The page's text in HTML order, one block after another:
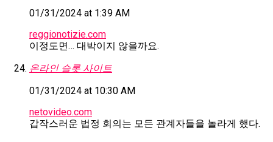
01/31/2024 at 1:39 AM
reggionotizie.com
이정도면… 대박이지 않을까요.
온라인 슬롯 사이트
01/31/2024 at 10:30 AM
netovideo.com
갑작스러운 법정 회의는 모든 관계자들을 놀라게 했다.